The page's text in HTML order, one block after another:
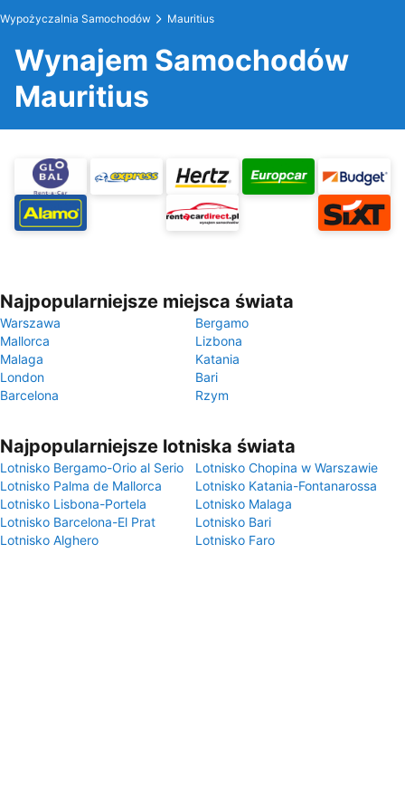
Wypożyczalnia Samochodów Mauritius
Wynajem Samochodów
Mauritius
Najpopularniejsze miejsca świata
Warszawa
Bergamo
Mallorca
Lizbona
Malaga
Katania
London
Bari
Barcelona
Rzym
Najpopularniejsze lotniska świata
Lotnisko Bergamo-Orio al Serio
Lotnisko Chopina w Warszawie
Lotnisko Palma de Mallorca
Lotnisko Katania-Fontanarossa
Lotnisko Lisbona-Portela
Lotnisko Malaga
Lotnisko Barcelona-El Prat
Lotnisko Bari
Lotnisko Alghero
Lotnisko Faro